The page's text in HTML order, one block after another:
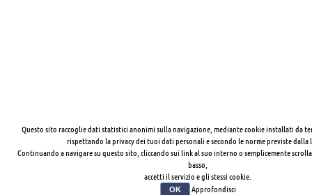
Questo sito raccoglie dati statistici anonimi sulla navigazione, mediante cookie installati da
rispettando la privacy dei tuoi dati personali e secondo le norme previste dalla
Continuando a navigare su questo sito, cliccando sui link al suo interno o semplicemente
basso,
accetti il servizio e gli stessi cookie.
OK Approfondisci